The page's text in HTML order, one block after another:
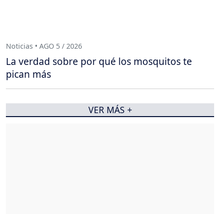
Noticias • AGO 5 / 2026
La verdad sobre por qué los mosquitos te
pican más
VER MÁS +